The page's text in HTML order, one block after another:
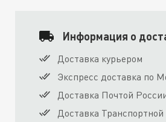
Информация о
Доставка курьером
Экспресс доставка по
Доставка Почтой
Доставка